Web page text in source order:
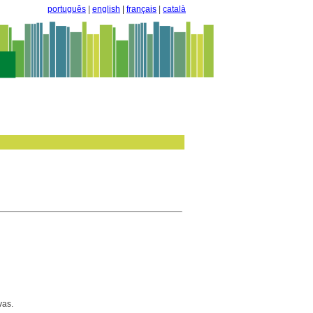
português english français català